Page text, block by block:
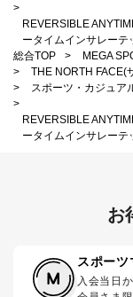
>
REVERSIBLE
ータイムインサレー
総合TOP
>
MEGA
>
THE NORTH FACE(
>
スポーツ・カジュア
>
REVERSIBLE
ータイムインサレー
お
スポーツ
入会当日